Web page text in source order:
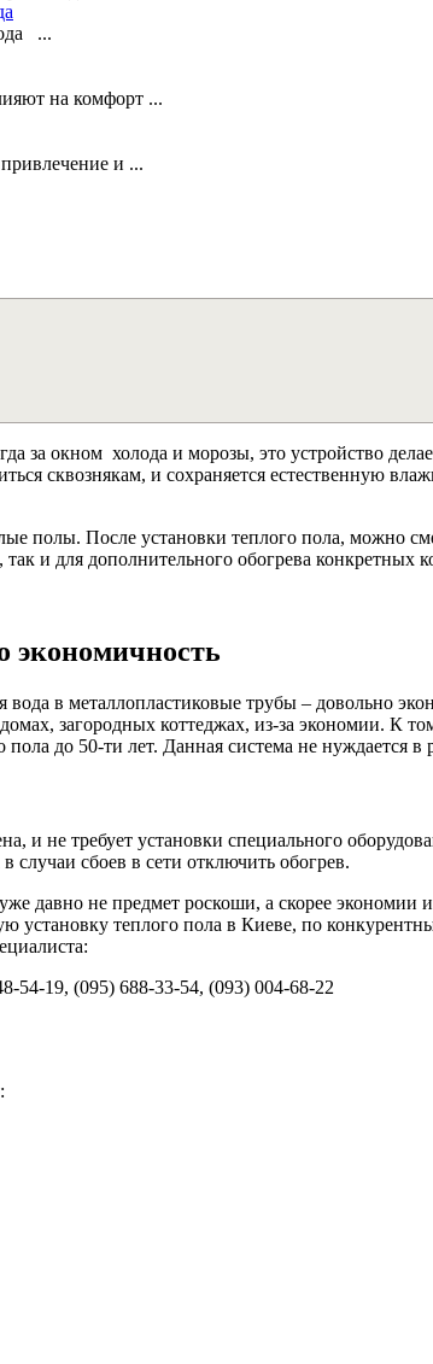
...
на комфорт ...
и ...
за окном холода и морозы, это устройство
сквознякам, и сохраняется естественную
полы. После установки теплого пола, можно
и для дополнительного обогрева конкретных
экономичность
в металлопластиковые трубы – довольно
загородных коттеджах, из-за экономии. К
до 50-ти лет. Данная система не нуждается
и не требует установки специального
сбоев в сети отключить обогрев.
давно не предмет роскоши, а скорее
установку теплого пола в Киеве, по
54-19, (095) 688-33-54, (093) 004-68-22